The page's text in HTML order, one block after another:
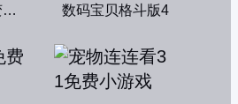
植物大战僵尸变态版 数码宝贝格斗版4